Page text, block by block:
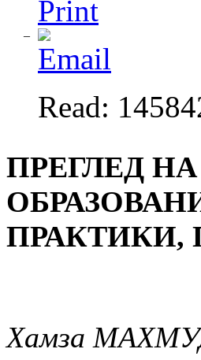
Read:
ПРЕГЛЕД
ПРАКТИКИ,
Хамза